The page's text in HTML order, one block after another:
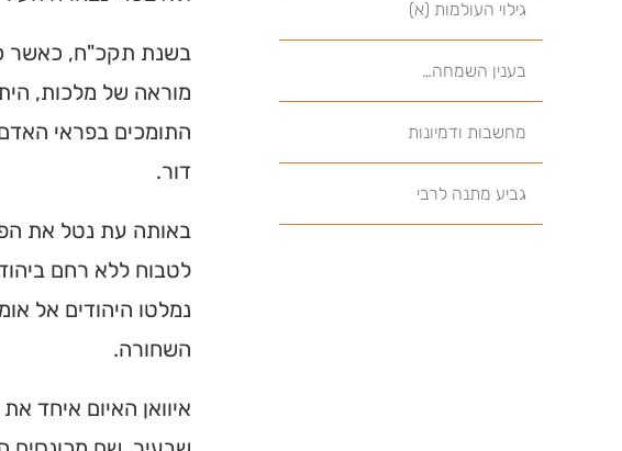
גילוי העולמות (א)
בענין השמחה…
מחשבות ודמיונות
גביע מתנה לרבי
בשנת תקכ"ח, כאשר
מוראה של מלכות,
התומכים בפראי
דור.
באותה עת נטל את
לטבוח ללא רחם
נמלטו היהודים אל
השחורה.
איוואן האיום איחד